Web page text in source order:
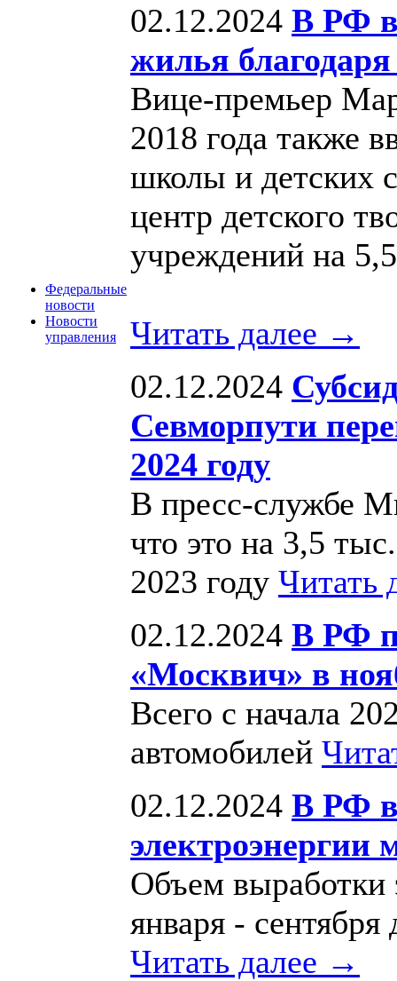
Федеральные
новости
Новости
управления
02.12.2024 В РФ
жилья
Вице-премьер
2018 года также
школы и детских
центр детского
учреждений на
Читать далее →
02.12.2024
Севморпути
2024 году
В пресс-службе
что это на 3,5
2023 году Читать
02.12.2024 В РФ
«Москвич» в
Всего с начала
автомобилей
02.12.2024 В РФ
электроэнергии
Объем выработки
января -
Читать далее →